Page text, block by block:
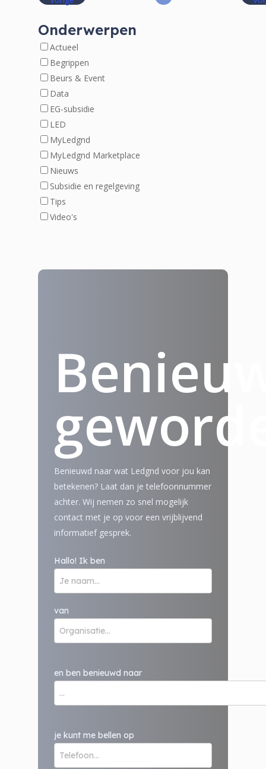
Onderwerpen
Actueel
Begrippen
Beurs & Event
Data
EG-subsidie
LED
MyLedgnd
MyLedgnd Marketplace
Nieuws
Subsidie en regelgeving
Tips
Video's
Benieuwd naar wat Ledgnd voor jou kan
betekenen? Laat dan je telefoonnummer
achter. Wij nemen zo snel mogelijk
contact met je op voor een vrijblijvend
informatief gesprek.
Hallo! Ik ben
van
en ben benieuwd naar
je kunt me bellen op